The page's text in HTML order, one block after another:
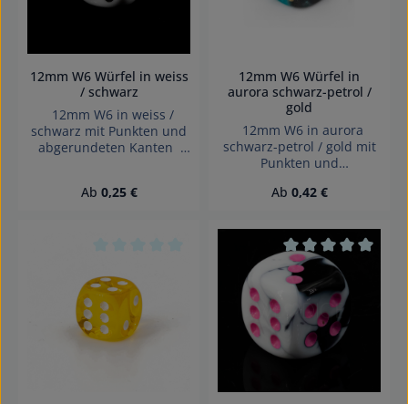
12mm W6 Würfel in weiss
/ schwarz
12mm W6 in weiss /
schwarz mit Punkten und
abgerundeten Kanten
Wegen verschluckbarer
Regulärer Preis:
Ab 0,25 €
12mm W6 Würfel in
aurora schwarz-petrol /
gold
12mm W6 in aurora
schwarz-petrol / gold mit
Punkten und
Effekte: 2-Ton Würfel
Achtung! Wegen
verschluckbarer Kleinteile
nicht für Kinder unter 3
Jahren geeignet.
Erstickungsgefahr!
Regulärer Preis:
Ab 0,42 €
Durchschnittliche Bewertung von 0 von 5
Durchschnittliche